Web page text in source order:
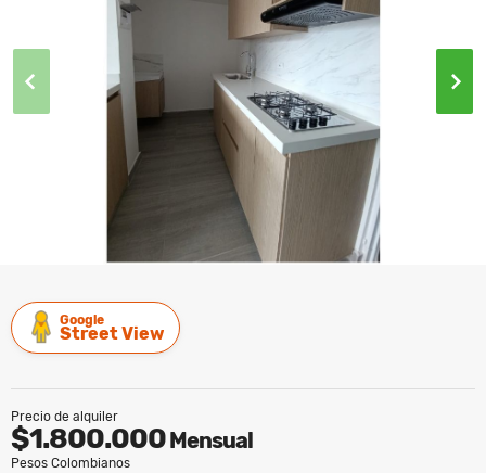
Google
Street View
Precio de alquiler
$1.800.000Mensual
Pesos Colombianos